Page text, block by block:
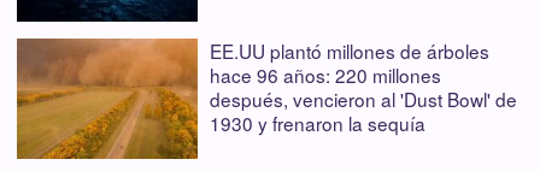
EE.UU plantó millones de árboles
hace 96 años: 220 millones
después, vencieron al 'Dust Bowl' de
1930 y frenaron la sequía